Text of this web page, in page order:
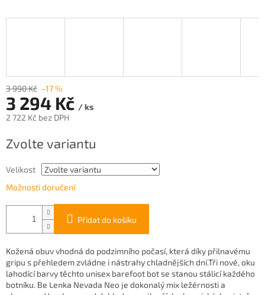
3 990 Kč –17 %
3 294 Kč / ks
2 722 Kč bez DPH
cena:
Zvolte variantu
Velikost
Možnosti doručení
Přidat do košíku
Kožená obuv vhodná do podzimního počasí, která díky přilnavému
gripu s přehledem zvládne i nástrahy chladnějších dní.Tři nové, oku
lahodící barvy těchto unisex barefoot bot se stanou stálicí každého
botníku. Be Lenka Nevada Neo je dokonalý mix ležérnosti a